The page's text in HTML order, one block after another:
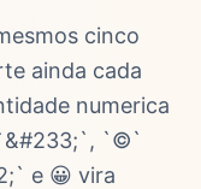
cinco
ainda cada
numerica
`©`
e 😀 vira